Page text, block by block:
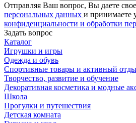
Отправляя Ваш вопрос, Вы даете свое
персональных данных и принимаете
конфиденциальности и обработки
Задать вопрос
Каталог
Игрушки и игры
Одежда и обувь
Спортивные товары и активный
Творчество, развитие и обучение
Декоративная косметика и модные
Школа
Прогулки и путешествия
Детская комната